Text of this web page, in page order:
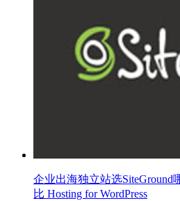
企业出海独立站选SiteGround
比 Hosting for WordPress